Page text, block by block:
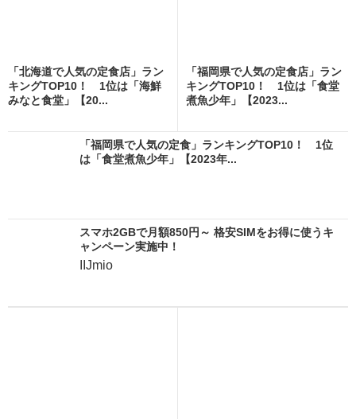
「北海道で人気の定食店」ラン
キングTOP10！ 1位は「海鮮
みなと食堂」【20...
「福岡県で人気の定食店」ラン
キングTOP10！ 1位は「食堂
煮魚少年」【2023...
「福岡県で人気の定食」ランキングTOP10！ 1位
は「食堂煮魚少年」【2023年...
スマホ2GBで月額850円～ 格安SIMをお得に使うキ
ャンペーン実施中！
IIJmio